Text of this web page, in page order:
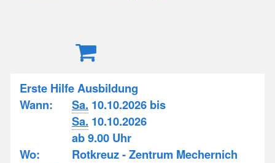
Erste Hilfe Ausbildung
Wann:
Sa. 10.10.2026 bis
Sa. 10.10.2026
ab 9.00 Uhr
Wo:
Rotkreuz - Zentrum Mechernich